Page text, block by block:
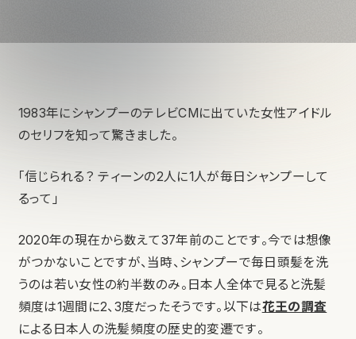
1983年にシャンプーのテレビCMに出ていた女性アイドル
のセリフを知って驚きました。
「信じられる？ ティーンの2人に1人が毎日シャンプーして
るって」
2020年の現在から数えて37年前のことです。今では想像
がつかないことですが、当時、シャンプーで毎日頭髪を洗
うのは若い女性の約半数のみ。日本人全体で見ると洗髪
頻度は1週間に2、3度だったそうです。以下は花王の調査
による日本人の洗髪頻度の歴史的変遷です。